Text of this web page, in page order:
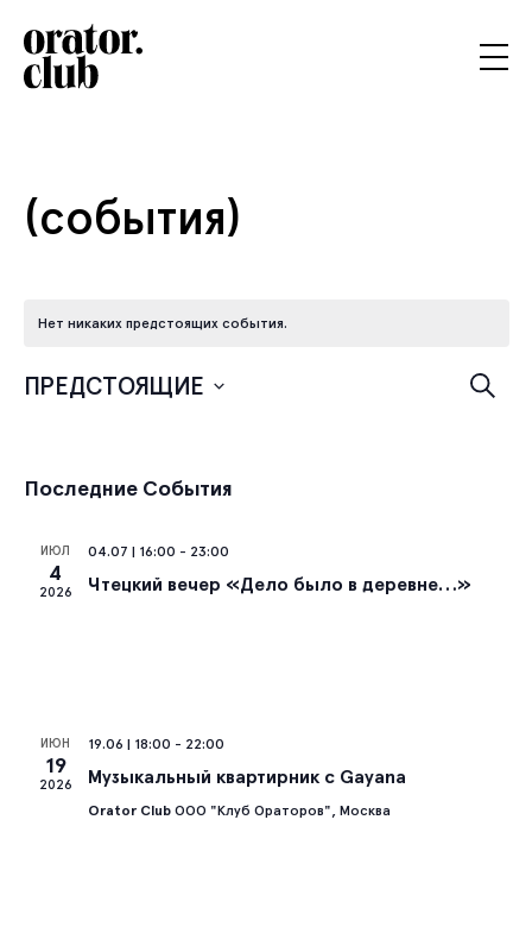
(события)
Нет никаких предстоящих события.
Поиск
ПРЕДСТОЯЩИЕ
Последние События
ИЮЛ
4
2026
04.07 | 16:00 - 23:00
Чтецкий вечер «Дело было в деревне…»
ИЮН
19
2026
19.06 | 18:00 - 22:00
Музыкальный квартирник с Gayana
Orator Club ООО "Клуб Ораторов", Москва